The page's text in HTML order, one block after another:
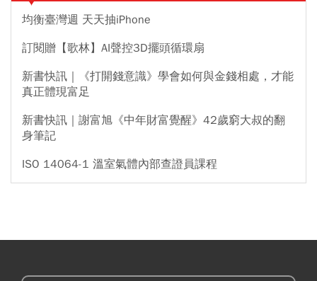
均衡臺灣週 天天抽iPhone
訂閱贈【歌林】AI聲控3D擺頭循環扇
新書快訊｜《打開錢意識》學會如何與金錢相處，才能
真正體現富足
新書快訊｜謝富旭《中年財富覺醒》42歲窮大叔的翻
身筆記
ISO 14064-1 溫室氣體內部查證員課程